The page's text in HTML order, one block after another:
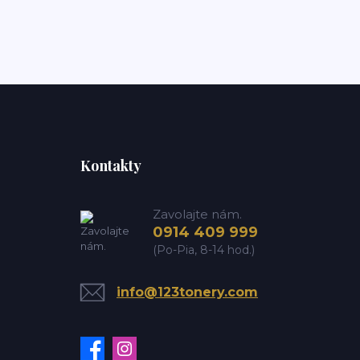
Kontakty
Zavolajte nám.
0914 409 999
(Po-Pia, 8-14 hod.)
info@123tonery.com